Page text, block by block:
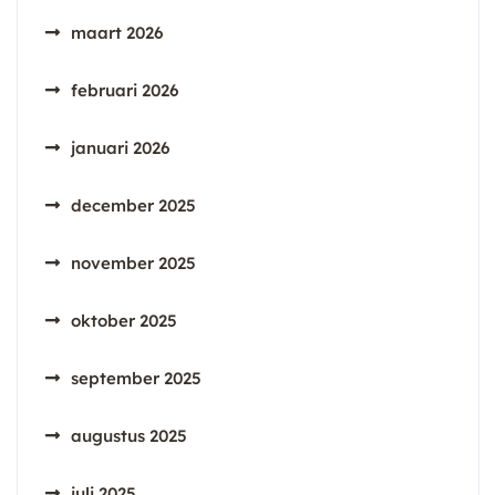
maart 2026
februari 2026
januari 2026
december 2025
november 2025
oktober 2025
september 2025
augustus 2025